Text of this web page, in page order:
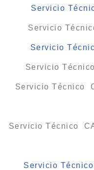
Servicio
Servicio
Servicio
Servicio
Servicio Técnico
Servicio Técnico
Servicio